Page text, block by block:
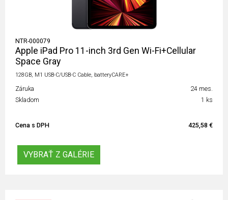
NTR-000079
Apple iPad Pro 11-inch 3rd Gen Wi-Fi+Cellular
Space Gray
128GB, M1 USB-C/USB-C Cable, batteryCARE+
Záruka
24 mes.
Skladom
1 ks
Cena s DPH 425,58 €
VYBRAŤ Z GALÉRIE